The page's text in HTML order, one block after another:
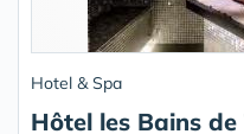
Hotel & Spa
Hôtel les Bains